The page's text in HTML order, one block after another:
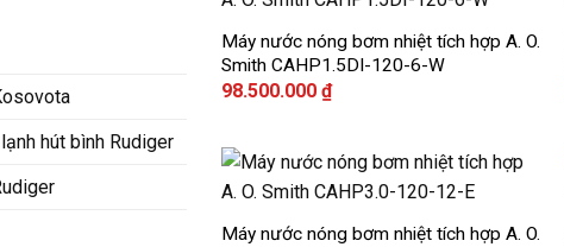
hút bình Rudiger
Máy nước nóng bơm nhiệt tích hợp A. O.
Smith CAHP1.5DI-120-6-W
98.500.000₫
+
Máy nước nóng bơm nhiệt tích hợp A. O.